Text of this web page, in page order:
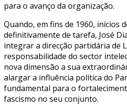
para o avanço da organização.
Quando, em fins de 1960, inícios
definitivamente de tarefa, José
integrar a direcção partidária de
responsabilidade do sector
nova dimensão a sua
alargar a influência política do
fundamental para o
fascismo no seu conjunto.